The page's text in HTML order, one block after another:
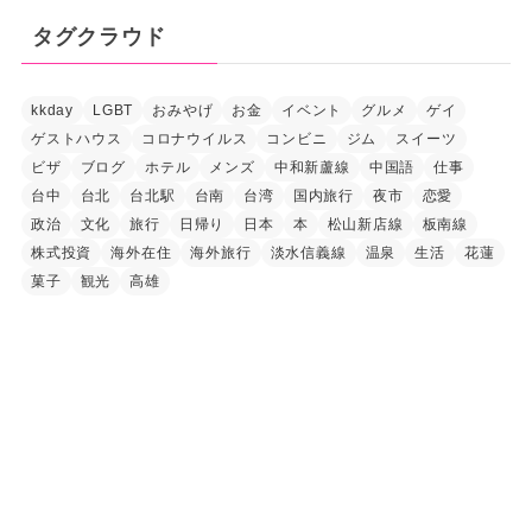
ブ
タグクラウド
kkday LGBT おみやげ お金 イベント グルメ
ゲイ
ゲストハウス
コロナウイルス コンビニ ジム
スイーツ
ビザ
ブログ ホテル メンズ 中和新蘆線 中国語
仕事
台中
台北 台北駅 台南 台湾 国内旅行 夜市
恋愛
政治
文化 旅行 日帰り 日本 本 松山新店線
板南線
株式投資
海外在住 海外旅行 淡水信義線 温泉 生活
花蓮
菓子
観光 高雄